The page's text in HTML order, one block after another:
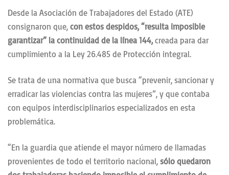
Desde la Asociación de Trabajadores del Estado (ATE)
consignaron que, con estos despidos, “resulta imposible
garantizar” la continuidad de la línea 144,creada para dar
cumplimiento a la Ley 26.485 de Protección integral.
Se trata de una normativa que busca “prevenir, sancionar y
erradicar las violencias contra las mujeres”, y que contaba
con equipos interdisciplinarios especializados en esta
problemática.
“En la guardia que atiende el mayor número de llamadas
provenientes de todo el territorio nacional, sólo quedaron